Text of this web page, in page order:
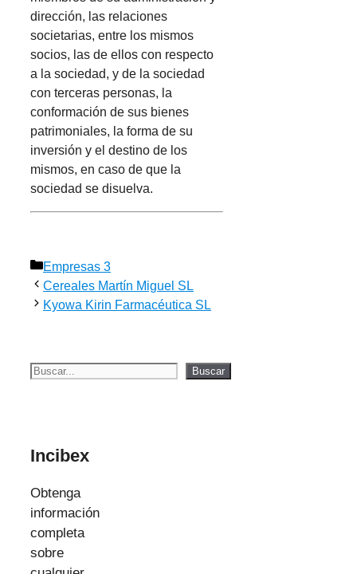
dirección, las relaciones
societarias, entre los mismos
socios, las de ellos con respecto
a la sociedad, y de la sociedad
con terceras personas, la
conformación de sus bienes
patrimoniales, la forma de su
inversión y el destino de los
mismos, en caso de que la
sociedad se disuelva.
Categorías
Empresas 3
Cereales Martín Miguel SL
Kyowa Kirin Farmacéutica SL
Buscar Buscar
Incibex
Obtenga
información
completa
sobre